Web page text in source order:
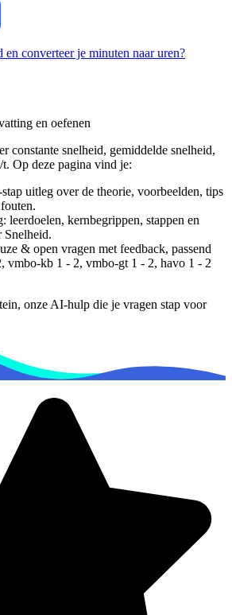
en converteer je minuten naar uren?
en oefenen
constante snelheid, gemiddelde snelheid,
t. Op deze pagina vind je:
uitleg over de theorie, voorbeelden, tips
leerdoelen, kernbegrippen, stappen en
Snelheid.
& open vragen met feedback, passend
vmbo-kb 1 - 2, vmbo-gt 1 - 2, havo 1 - 2
onze AI-hulp die je vragen stap voor